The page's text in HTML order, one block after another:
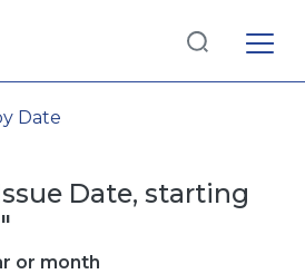
Date
Date, starting
or month